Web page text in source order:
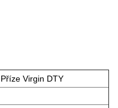
Příze Virgin DTY